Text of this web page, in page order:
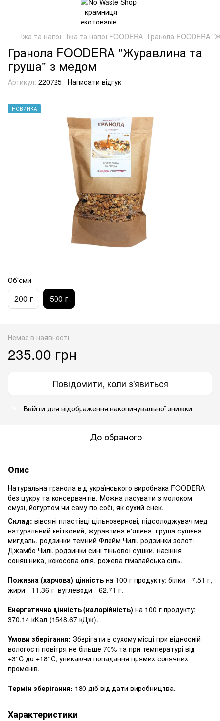
Їжа та напої Їжа та напої FOODERA Гранола FOODERA
Гранола FOODERA "Журавлина та
груша" з медом
Артикул: 220725 Написати відгук
НОВИНКА
Об'єми
200 г 500 г
Немає в наявності
235.00 грн
Повідомити, коли з'явиться
Ввійти для відображення накопичувальної знижки
До обраного
Опис
Натуральна гранола від українського виробнака FOODERA
без цукру та консервантів. Можна ласувати з молоком,
смузі, йогуртом чи саму по собі, як сухий снек.
Склад: вівсяні пластівці цільнозернові, підсолоджувач мед
натуральний квітковий, журавлина в'ялена, груша сушена,
мигдаль, родзинки темний Флейм Чилі, родзинки золоті
Джамбо Чилі, родзинки сині тіньової сушки, насіння
соняшника, кокосова олія, рожева гімалайська сіль.
Поживна (харчова) цінність на 100 г продукту: білки - 7.51 г,
жири - 11.36 г, вуглеводи - 62.71 г.
Енергетична цінність (калорійність) на 100 г продукту:
370.14 кКал (1548.67 кДж).
Умови зберігання: Зберігати в сухому місці при відносній
вологості повітря не більше 70% та при температурі від
+3°C до +18°C, уникаючи попадання прямих сонячних
променів.
Термін зберігання: 180 діб від дати виробництва.
Характеристики